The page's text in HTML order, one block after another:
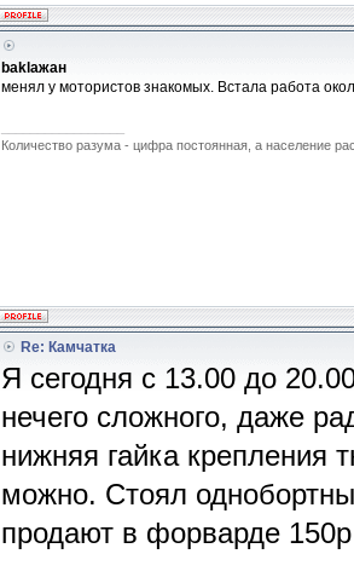
baklaжан
менял у мотористов знакомых. Встала работа
Количество разума - цифра постоянная, а население
Re: Камчатка
Я сегодня с 13.00 до
нечего сложного, даже
нижняя гайка крепления
можно. Стоял
продают в форварде